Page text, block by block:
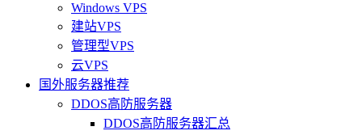
Windows VPS
建站VPS
管理型VPS
云VPS
国外服务器推荐
DDOS高防服务器
DDOS高防服务器汇总